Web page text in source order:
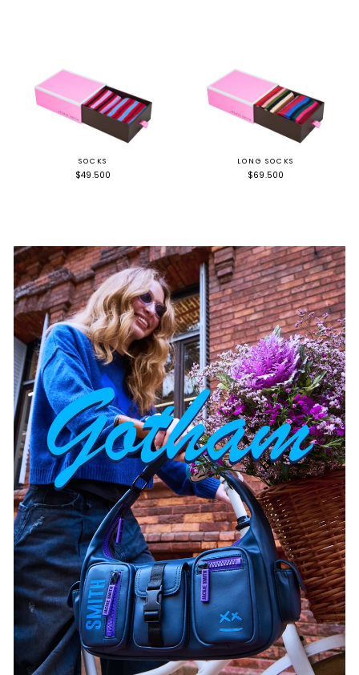
SOCKS
$49.500
LONG SOCKS
$69.500